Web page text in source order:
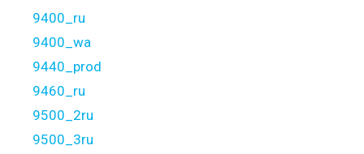
9400_ru
9400_wa
9440_prod
9460_ru
9500_2ru
9500_3ru